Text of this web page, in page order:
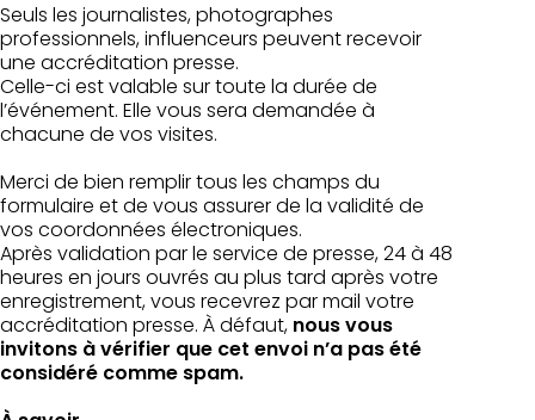
Seuls les journalistes, photographes
professionnels, influenceurs peuvent recevoir
une accréditation presse.
Celle-ci est valable sur toute la durée de
l’événement. Elle vous sera demandée à
chacune de vos visites.
Merci de bien remplir tous les champs du
formulaire et de vous assurer de la validité de
vos coordonnées électroniques.
Après validation par le service de presse, 24 à 48
heures en jours ouvrés au plus tard après votre
enregistrement, vous recevrez par mail votre
accréditation presse. À défaut, nous vous
invitons à vérifier que cet envoi n’a pas été
considéré comme spam.